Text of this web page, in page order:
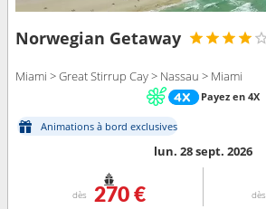
Norwegian Getaway
Miami > Great Stirrup Cay > Nassau > Miami
Payez en 4X
Animations à bord exclusives
lun. 28 sept. 2026
dès 270 € dès